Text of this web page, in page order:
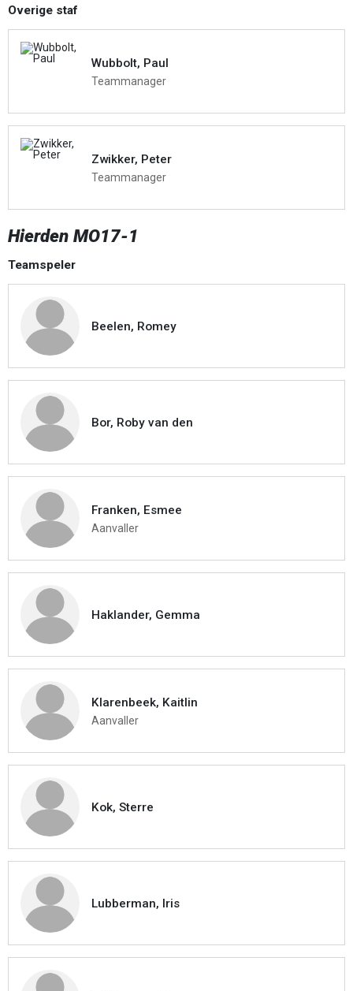
Overige staf
Wubbolt, Paul
Teammanager
Zwikker, Peter
Teammanager
Hierden MO17-1
Teamspeler
Beelen, Romey
Bor, Roby van den
Franken, Esmee
Aanvaller
Haklander, Gemma
Klarenbeek, Kaitlin
Aanvaller
Kok, Sterre
Lubberman, Iris